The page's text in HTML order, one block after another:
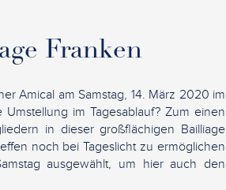
Franken
Amical am Samstag, 14. März 2020 im
Umstellung im Tagesablauf? Zum einen
in dieser großflächigen Bailliage
noch bei Tageslicht zu ermöglichen
ausgewählt, um hier auch den